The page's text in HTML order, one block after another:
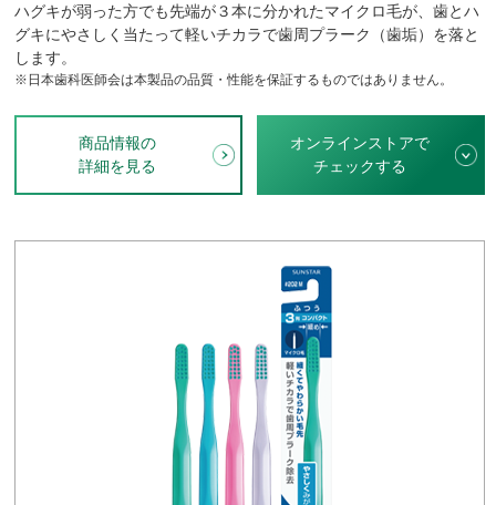
ハグキが弱った方でも先端が３本に分かれたマイクロ毛が、歯とハ
グキにやさしく当たって軽いチカラで歯周プラーク（歯垢）を落と
します。
※日本歯科医師会は本製品の品質・性能を保証するものではありません。
商品情報の
詳細を見る
オンラインストアで
チェックする